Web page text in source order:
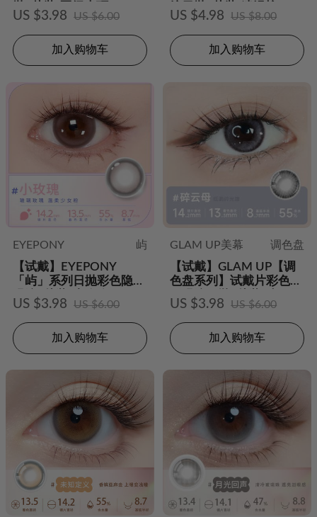
抛2片装-晋级光环
US $3.98 US $6.00
加入购物车
镜日抛2片装-迷漫棕
US $4.98 US $8.00
加入购物车
EYEPONY
屿
【试戴】EYEPONY
「屿」系列日抛彩色隐形
眼镜2片装-小玫瑰
US $3.98 US $6.00
加入购物车
GLAM UP美幕
调色盘
【试戴】GLAM UP【调
色盘系列】试戴片彩色隐
形眼镜日抛2片装-碎云母
US $3.98 US $6.00
加入购物车